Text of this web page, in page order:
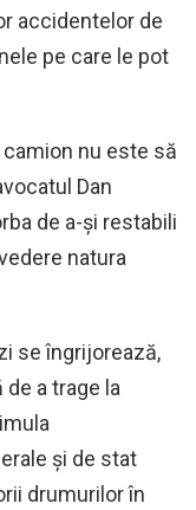
accidentelor de
pe care le pot
nu este să
Dan
de a-și restabili
natura
se îngrijorează,
a trage la
și de stat
drumurilor în